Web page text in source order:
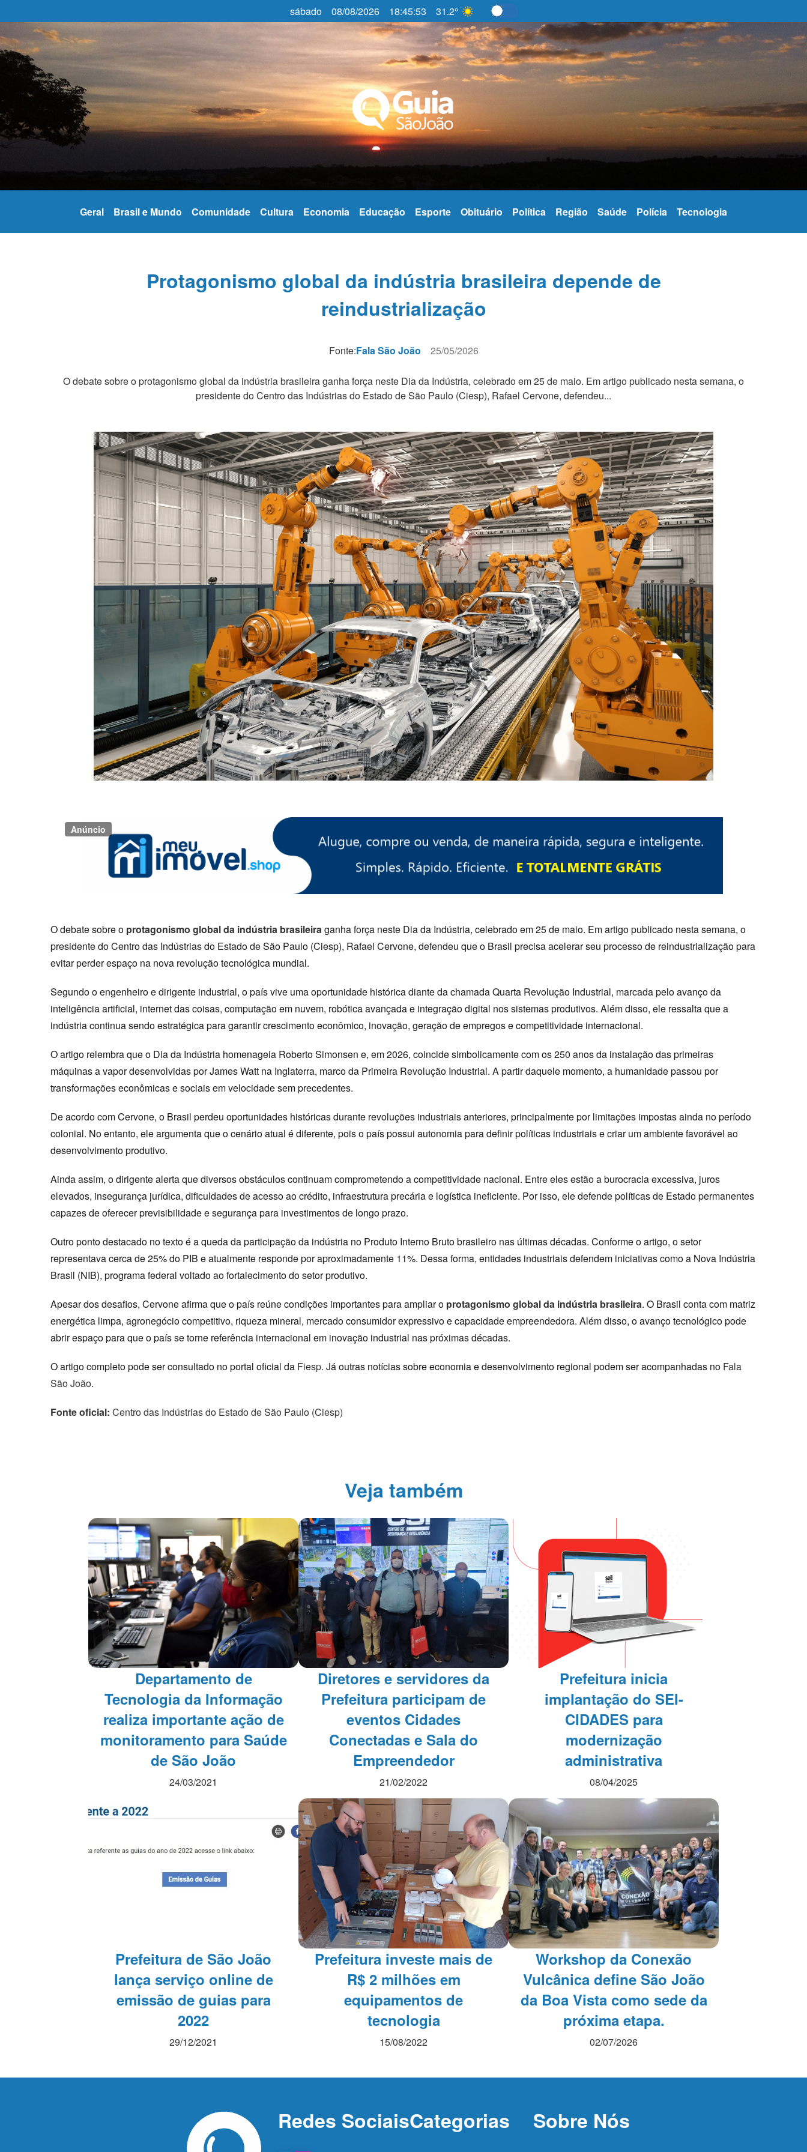
sábado 08/08/2026 18:45:55 31.2°
Geral Brasil e Mundo Comunidade Cultura Economia Educação Esporte Obituário Política Região Saúde Polícia Tecnologia
Protagonismo global da indústria brasileira depende de
reindustrialização
Fonte:Fala São João 25/05/2026
O debate sobre o protagonismo global da indústria brasileira ganha força neste Dia da Indústria, celebrado em 25 de maio. Em artigo publicado nesta semana, o
presidente do Centro das Indústrias do Estado de São Paulo (Ciesp), Rafael Cervone, defendeu...
Anúncio
O debate sobre o protagonismo global da indústria brasileiraganha força neste Dia da Indústria, celebrado em 25 de maio. Em artigo publicado nesta semana, o
presidente do Centro das Indústrias do Estado de São Paulo (Ciesp), Rafael Cervone, defendeu que o Brasil precisa acelerar seu processo de reindustrialização para
evitar perder espaço na nova revolução tecnológica mundial.
Segundo o engenheiro e dirigente industrial, o país vive uma oportunidade histórica diante da chamada Quarta Revolução Industrial, marcada pelo avanço da
inteligência artificial, internet das coisas, computação em nuvem, robótica avançada e integração digital nos sistemas produtivos. Além disso, ele ressalta que a
indústria continua sendo estratégica para garantir crescimento econômico, inovação, geração de empregos e competitividade internacional.
O artigo relembra que o Dia da Indústria homenageia Roberto Simonsen e, em 2026, coincide simbolicamente com os 250 anos da instalação das primeiras
máquinas a vapor desenvolvidas por James Watt na Inglaterra, marco da Primeira Revolução Industrial. A partir daquele momento, a humanidade passou por
transformações econômicas e sociais em velocidade sem precedentes.
De acordo com Cervone, o Brasil perdeu oportunidades históricas durante revoluções industriais anteriores, principalmente por limitações impostas ainda no período
colonial. No entanto, ele argumenta que o cenário atual é diferente, pois o país possui autonomia para definir políticas industriais e criar um ambiente favorável ao
desenvolvimento produtivo.
Ainda assim, o dirigente alerta que diversos obstáculos continuam comprometendo a competitividade nacional. Entre eles estão a burocracia excessiva, juros
elevados, insegurança jurídica, dificuldades de acesso ao crédito, infraestrutura precária e logística ineficiente. Por isso, ele defende políticas de Estado permanentes
capazes de oferecer previsibilidade e segurança para investimentos de longo prazo.
Outro ponto destacado no texto é a queda da participação da indústria no Produto Interno Bruto brasileiro nas últimas décadas. Conforme o artigo, o setor
representava cerca de 25% do PIB e atualmente responde por aproximadamente 11%. Dessa forma, entidades industriais defendem iniciativas como a Nova Indústria
Brasil (NIB), programa federal voltado ao fortalecimento do setor produtivo.
Apesar dos desafios, Cervone afirma que o país reúne condições importantes para ampliar o protagonismo global da indústria brasileira. O Brasil conta com matriz
energética limpa, agronegócio competitivo, riqueza mineral, mercado consumidor expressivo e capacidade empreendedora. Além disso, o avanço tecnológico pode
abrir espaço para que o país se torne referência internacional em inovação industrial nas próximas décadas.
O artigo completo pode ser consultado no portal oficial da Fiesp. Já outras notícias sobre economia e desenvolvimento regional podem ser acompanhadas no Fala
São João.
Fonte oficial: Centro das Indústrias do Estado de São Paulo (Ciesp)
Veja também
Departamento de
Tecnologia da Informação
realiza importante ação de
monitoramento para Saúde
de São João
24/03/2021
Diretores e servidores da
Prefeitura participam de
eventos Cidades
Conectadas e Sala do
Empreendedor
21/02/2022
Prefeitura inicia
implantação do SEI-
CIDADES para
modernização
administrativa
08/04/2025
Prefeitura de São João
lança serviço online de
emissão de guias para
2022
29/12/2021
Prefeitura investe mais de
R$ 2 milhões em
equipamentos de
tecnologia
15/08/2022
Workshop da Conexão
Vulcânica define São João
da Boa Vista como sede da
próxima etapa.
02/07/2026
Redes SociaisCategorias Sobre Nós